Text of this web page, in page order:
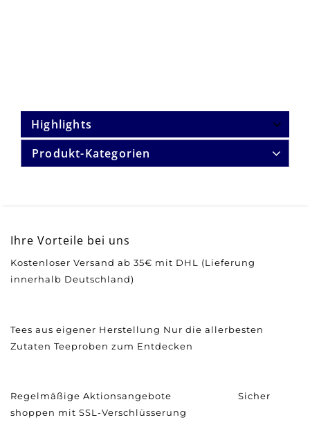
Highlights
Produkt-Kategorien
Ihre Vorteile bei uns
Kostenloser Versand ab 35€ mit DHL (Lieferung
innerhalb Deutschland)
Tees aus eigener Herstellung Nur die allerbesten
Zutaten Teeproben zum Entdecken
Regelmäßige Aktionsangebote Sicher
shoppen mit SSL-Verschlüsserung